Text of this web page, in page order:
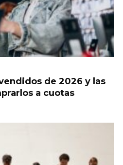
de 2026 y las
a cuotas